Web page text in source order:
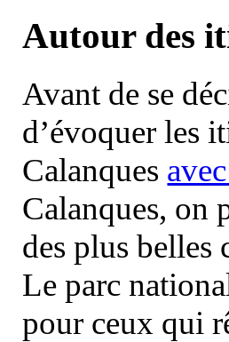
Autour des
Avant de se
d’évoquer les
Calanques
Calanques, on
des plus belles
Le parc
pour ceux qui